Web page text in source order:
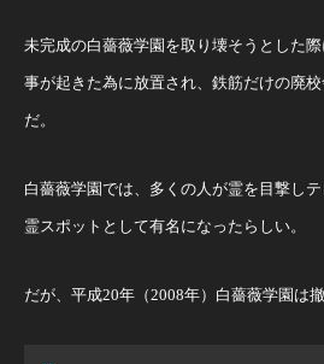
未完成の白薔薇学園を取り壊そうとした
事が起きた為に放置され、鉄筋だけの廃
だ。
白薔薇学園では、多くの人が霊を目撃し
霊スポットとして有名になったらしい。
だが、平成20年（2008年）白薔薇学園は撤